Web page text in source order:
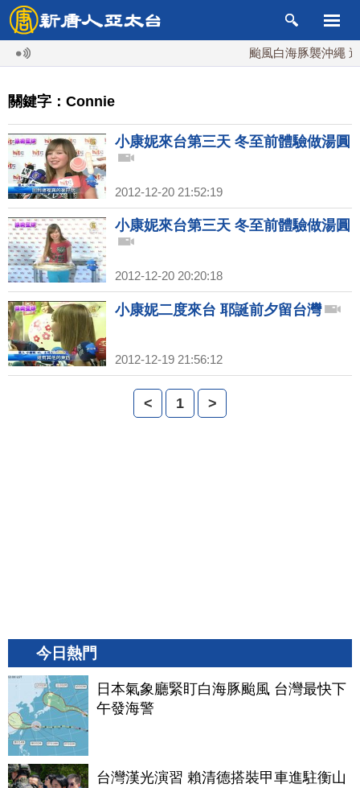
颱風白海豚襲沖繩 週
關鍵字：Connie
小康妮來台第三天 冬至前體驗做湯圓
2012-12-20 21:52:19
小康妮來台第三天 冬至前體驗做湯圓
2012-12-20 20:20:18
小康妮二度來台 耶誕前夕留台灣
2012-12-19 21:56:12
< 1 >
今日熱門
日本氣象廳緊盯白海豚颱風 台灣最快下
午發海警
台灣漢光演習 賴清德搭裝甲車進駐衡山